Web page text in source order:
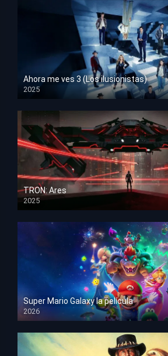
Ahora me ves 3 (Los ilusionistas)
2025
HD 1080p
TRON: Ares
2025
HD 1080p
Super Mario Galaxy la película
2026
HD 1080p